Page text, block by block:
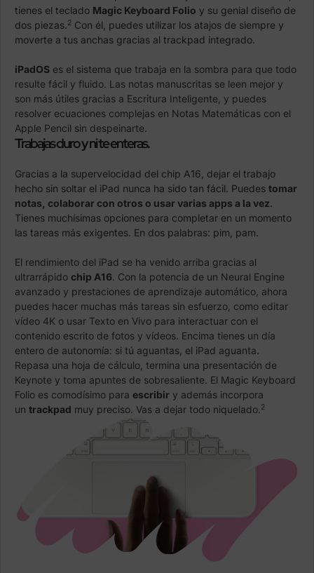
tienes el teclado Magic Keyboard Folio y su genial diseño de
dos piezas.2 Con él, puedes utilizar los atajos de siempre y
moverte a tus anchas gracias al trackpad integrado.
iPadOS es el sistema que trabaja en la sombra para que todo
resulte fácil y fluido. Las notas manuscritas se leen mejor y
son más útiles gracias a Escritura Inteligente, y puedes
resolver ecuaciones complejas en Notas Matemáticas con el
Apple Pencil sin despeinarte.
Trabajas duro y ni te enteras.
Gracias a la supervelocidad del chip A16, dejar el trabajo
hecho sin soltar el iPad nunca ha sido tan fácil. Puedes tomar
notas, colaborar con otros o usar varias apps a la vez.
Tienes muchísimas opciones para completar en un momento
las tareas más exigentes. En dos palabras: pim, pam.
El rendi­miento del iPad se ha venido arriba gracias al
ultrarrápido chip A16. Con la potencia de un Neural Engine
avanzado y prestaciones de aprendizaje automático, ahora
puedes hacer muchas más tareas sin esfuerzo, como editar
vídeo 4K o usar Texto en Vivo para interactuar con el
contenido escrito de fotos y vídeos. Encima tienes un día
entero de autonomía: si tú aguantas, el iPad aguanta.
Repasa una hoja de cálculo, termina una presentación de
Keynote y toma apuntes de sobresaliente. El Magic Keyboard
Folio es comodísimo para escribir y además incorpora
un trackpad muy preciso. Vas a dejar todo niquelado. 2